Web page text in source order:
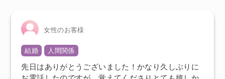
女性のお客様
結婚 人間関係
先日はありがとうございました！かなり久しぶりに